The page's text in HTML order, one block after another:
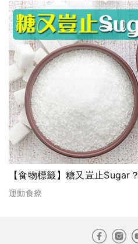
【食物標籤】糖又豈止Sugar？
運動食療